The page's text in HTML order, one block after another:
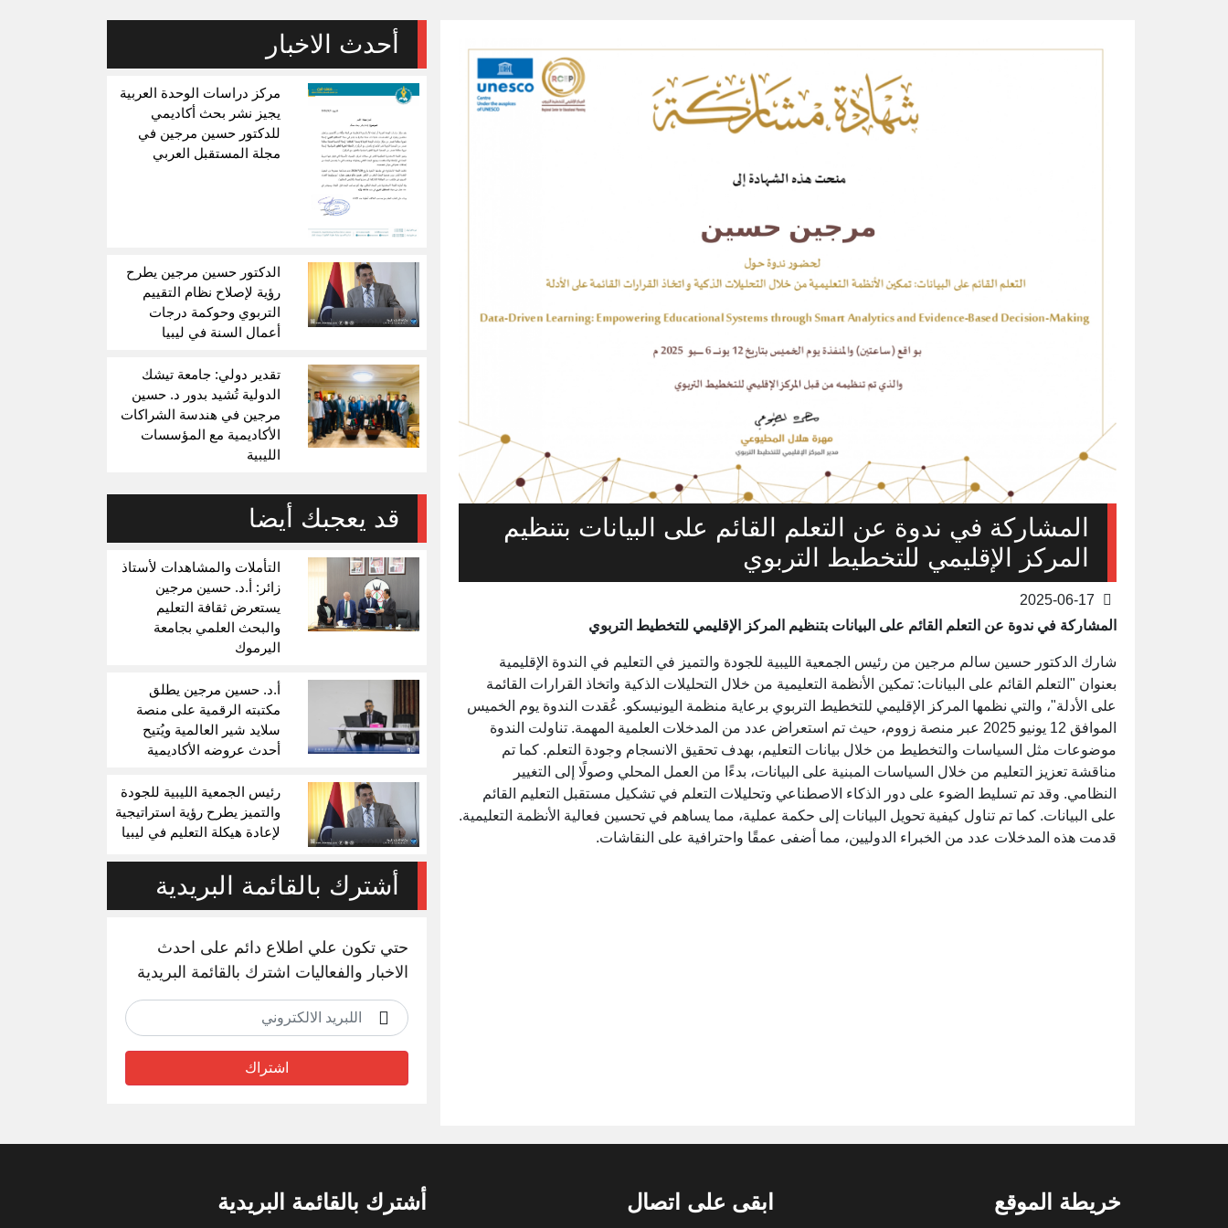
المشاركة في ندوة عن التعلم القائم على البيانات بتنظيم
المركز الإقليمي للتخطيط التربوي
المشاركة في ندوة عن التعلم القائم على البيانات بتنظيم المركز الإقليمي للتخطيط التربوي
شارك الدكتور حسين سالم مرجين من رئيس الجمعية الليبية للجودة والتميز في التعليم في الندوة الإقليمية
بعنوان "التعلم القائم على البيانات: تمكين الأنظمة التعليمية من خلال التحليلات الذكية واتخاذ القرارات القائمة
على الأدلة"، والتي نظمها المركز الإقليمي للتخطيط التربوي برعاية منظمة اليونيسكو. عُقدت الندوة يوم الخميس
الموافق 12 يونيو 2025 عبر منصة زووم، حيث تم استعراض عدد من المدخلات العلمية المهمة. تناولت الندوة
موضوعات مثل السياسات والتخطيط من خلال بيانات التعليم، بهدف تحقيق الانسجام وجودة التعلم. كما تم
مناقشة تعزيز التعليم من خلال السياسات المبنية على البيانات، بدءًا من العمل المحلي وصولًا إلى التغيير
النظامي. وقد تم تسليط الضوء على دور الذكاء الاصطناعي وتحليلات التعلم في تشكيل مستقبل التعليم القائم
على البيانات. كما تم تناول كيفية تحويل البيانات إلى حكمة عملية، مما يساهم في تحسين فعالية الأنظمة التعليمية.
قدمت هذه المدخلات عدد من الخبراء الدوليين، مما أضفى عمقًا واحترافية على النقاشات.
أحدث الاخبار
مركز دراسات الوحدة العربية
يجيز نشر بحث أكاديمي
للدكتور حسين مرجين في
مجلة المستقبل العربي
الدكتور حسين مرجين يطرح
رؤية لإصلاح نظام التقييم
التربوي وحوكمة درجات
أعمال السنة في ليبيا
تقدير دولي: جامعة تيشك
الدولية تُشيد بدور د. حسين
مرجين في هندسة الشراكات
الأكاديمية مع المؤسسات
الليبية
قد يعجبك أيضا
التأملات والمشاهدات لأستاذ
زائر: أ.د. حسين مرجين
يستعرض ثقافة التعليم
والبحث العلمي بجامعة
اليرموك
أ.د. حسين مرجين يطلق
مكتبته الرقمية على منصة
سلايد شير العالمية ويُتيح
أحدث عروضه الأكاديمية
رئيس الجمعية الليبية للجودة
والتميز يطرح رؤية استراتيجية
لإعادة هيكلة التعليم في ليبيا
أشترك بالقائمة البريدية
حتي تكون علي اطلاع دائم على احدث
الاخبار والفعاليات اشترك بالقائمة البريدية
اشتراك
خريطة الموقع ابقى على اتصال أشترك بالقائمة البريدية